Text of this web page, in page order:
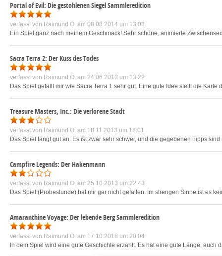
Portal of Evil: Die gestohlenen Siegel Sammleredition
verfasst von Raimund O. am 08.08.2014 um 13:03
Ein Spiel ganz nach meinem Geschmack! Sehr schöne, animierte
Sacra Terra 2: Der Kuss des Todes
verfasst von Raimund O. am 24.06.2013 um 13:22
Das Spiel gefällt mir wie Sacra Terra 1 sehr gut. Eine gute Idee stellt die
Treasure Masters, Inc.: Die verlorene Stadt
verfasst von Raimund O. am 18.11.2013 um 18:01
Das Spiel fängt gut an. Es ist zwar sehr schwer, und die gegebenen Tipps
Campfire Legends: Der Hakenmann
verfasst von Raimund O. am 25.10.2013 um 22:43
Das Spiel (Probestunde) hat mir gar nicht gefallen. Im strengen Sinne ist es
Amaranthine Voyage: Der lebende Berg Sammleredition
verfasst von Raimund O. am 17.10.2018 um 20:04
In dem Spiel wird eine gute Geschichte erzählt. Es hat eine gute Länge,